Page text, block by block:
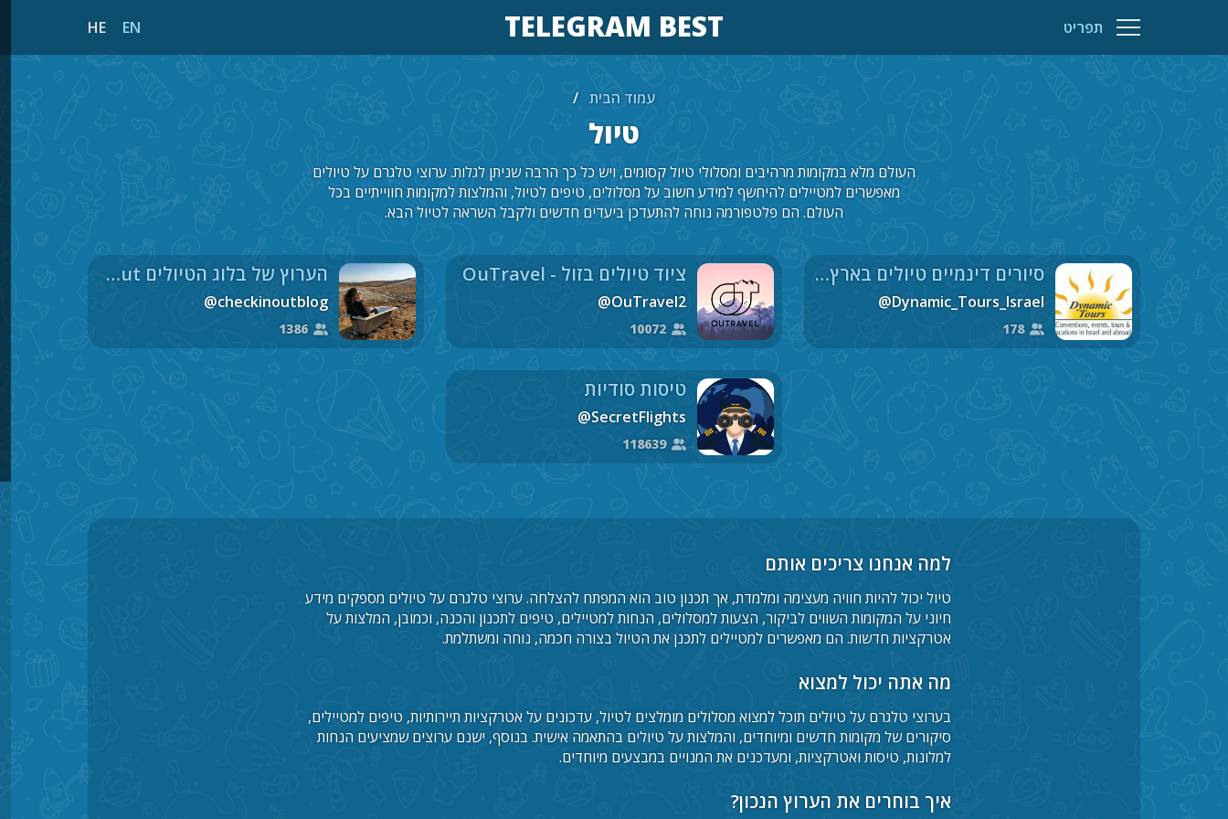
תפריט TELEGRAM BEST
EN
HE
עמוד הבית /
טיול
העולם מלא במקומות מרהיבים ומסלולי טיול קסומים, ויש כל כך הרבה שניתן לגלות. ערוצי טלגרם על טיולים
מאפשרים למטיילים להיחשף למידע חשוב על מסלולים, טיפים לטיול, והמלצות למקומות חווייתיים בכל
העולם. הם פלטפורמה נוחה להתעדכן ביעדים חדשים ולקבל השראה לטיול הבא.
סיורים דינמיים טיולים בארץ ובעולם Dynamic Tours
@Dynamic_Tours_Israel
178
ציוד טיולים בזול - OuTravel
@OuTravel2
10072
הערוץ של בלוג הטיולים Check In/Out
@checkinoutblog
1386
טיסות סודיות
@SecretFlights
118639
למה אנחנו צריכים אותם
טיול יכול להיות חוויה מעצימה ומלמדת, אך תכנון טוב הוא המפתח להצלחה. ערוצי טלגרם על טיולים מספקים מידע
חיוני על המקומות השווים לביקור, הצעות למסלולים, הנחות למטיילים, טיפים לתכנון והכנה, וכמובן, המלצות על
אטרקציות חדשות. הם מאפשרים למטיילים לתכנן את הטיול בצורה חכמה, נוחה ומשתלמת.
מה אתה יכול למצוא
בערוצי טלגרם על טיולים תוכל למצוא מסלולים מומלצים לטיול, עדכונים על אטרקציות תיירותיות, טיפים למטיילים,
סיקורים של מקומות חדשים ומיוחדים, והמלצות על טיולים בהתאמה אישית. בנוסף, ישנם ערוצים שמציעים הנחות
למלונות, טיסות ואטרקציות, ומעדכנים את המנויים במבצעים מיוחדים.
איך בוחרים את הערוץ הנכון?